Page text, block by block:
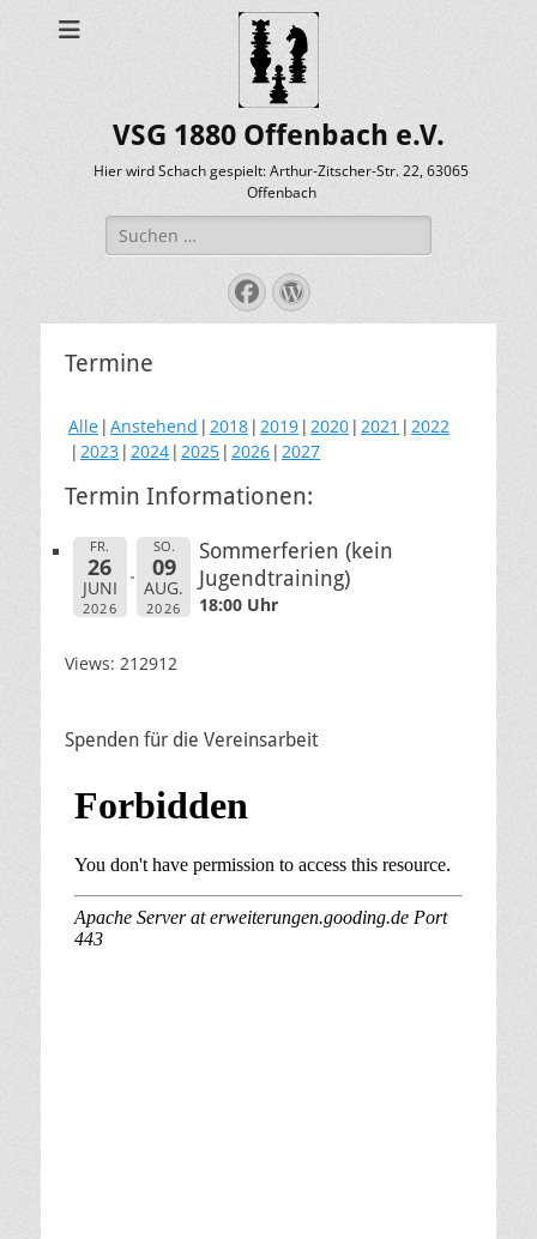
VSG 1880 Offenbach e.V.
Hier wird Schach gespielt: Arthur-Zitscher-Str. 22, 63065
Offenbach
Suche
nach:
Facebook
WordPress
Termine
Alle Anstehend 2018 2019 2020 2021
2022
2023 2024 2025 2026 2027
Termin Informationen:
FR.
26
JUNI
2026
SO.
09
AUG.
2026
Sommerferien (kein
Jugendtraining)
18:00 Uhr
Views: 212912
Spenden für die Vereinsarbeit